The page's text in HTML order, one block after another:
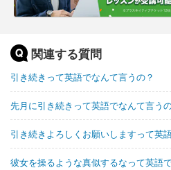
関連する質問
引き続きって英語でなんて言うの？
先月に引き続きって英語でなんて言う
引き続きよろしくお願いしますって英
彼女を操るような真似するなって英語